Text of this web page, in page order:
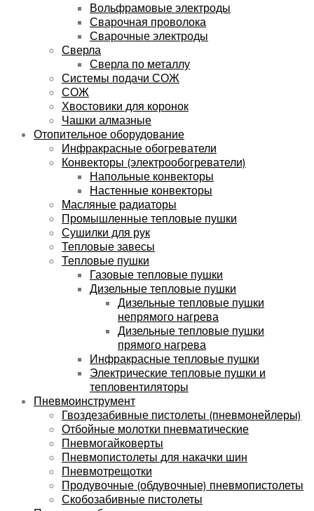
Вольфрамовые электроды
Сварочная проволока
Сварочные электроды
Сверла
Сверла по металлу
Системы подачи СОЖ
СОЖ
Хвостовики для коронок
Чашки алмазные
Отопительное оборудование
Инфракрасные обогреватели
Конвекторы (электрообогреватели)
Напольные конвекторы
Настенные конвекторы
Масляные радиаторы
Промышленные тепловые пушки
Сушилки для рук
Тепловые завесы
Тепловые пушки
Газовые тепловые пушки
Дизельные тепловые пушки
Дизельные тепловые пушки
непрямого нагрева
Дизельные тепловые пушки
прямого нагрева
Инфракрасные тепловые пушки
Электрические тепловые пушки и
тепловентиляторы
Пневмоинструмент
Гвоздезабивные пистолеты (пневмонейлеры)
Отбойные молотки пневматические
Пневмогайковерты
Пневмопистолеты для накачки шин
Пневмотрещотки
Продувочные (обдувочные) пневмопистолеты
Скобозабивные пистолеты